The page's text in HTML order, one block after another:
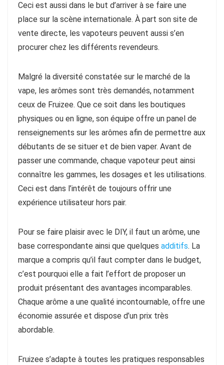
Ceci est aussi dans le but d’arriver à se faire une
place sur la scène internationale. À part son site de
vente directe, les vapoteurs peuvent aussi s’en
procurer chez les différents revendeurs.
Malgré la diversité constatée sur le marché de la
vape, les arômes sont très demandés, notamment
ceux de Fruizee. Que ce soit dans les boutiques
physiques ou en ligne, son équipe offre un panel de
renseignements sur les arômes afin de permettre aux
débutants de se situer et de bien vaper. Avant de
passer une commande, chaque vapoteur peut ainsi
connaître les gammes, les dosages et les utilisations.
Ceci est dans l’intérêt de toujours offrir une
expérience utilisateur hors pair.
Pour se faire plaisir avec le DIY, il faut un arôme, une
base correspondante ainsi que quelques additifs. La
marque a compris qu’il faut compter dans le budget,
c’est pourquoi elle a fait l’effort de proposer un
produit présentant des avantages incomparables.
Chaque arôme a une qualité incontournable, offre une
économie assurée et dispose d’un prix très
abordable.
Fruizee s’adapte à toutes les pratiques responsables